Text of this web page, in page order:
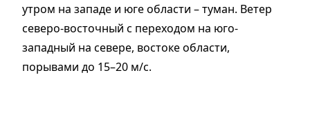
утром на западе и юге области – туман. Ветер
северо-восточный с переходом на юго-
западный на севере, востоке области,
порывами до 15–20 м/с.